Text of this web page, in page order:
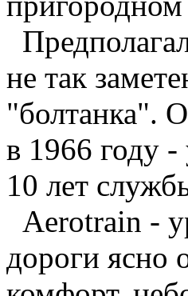
не так
"болтанка".
в 1966 году
10 лет
Aerotrain -
дороги ясно